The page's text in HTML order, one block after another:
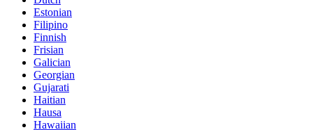
Estonian
Filipino
Finnish
Frisian
Galician
Georgian
Gujarati
Haitian
Hausa
Hawaiian